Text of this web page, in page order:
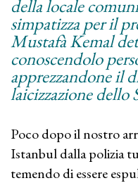
della locale
simpatizza per il
Mustafà Kemal
conoscendolo
apprezzandone il
laicizzazione dello
Poco dopo il nostro
Istanbul dalla polizia
temendo di essere